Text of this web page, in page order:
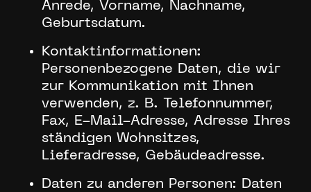
Anrede, Vorname, Nachname,
Geburtsdatum.
Kontaktinformationen:
Personenbezogene Daten, die wir
zur Kommunikation mit Ihnen
verwenden, z. B. Telefonnummer,
Fax, E-Mail-Adresse, Adresse Ihres
ständigen Wohnsitzes,
Lieferadresse, Gebäudeadresse.
Daten zu anderen Personen: Daten